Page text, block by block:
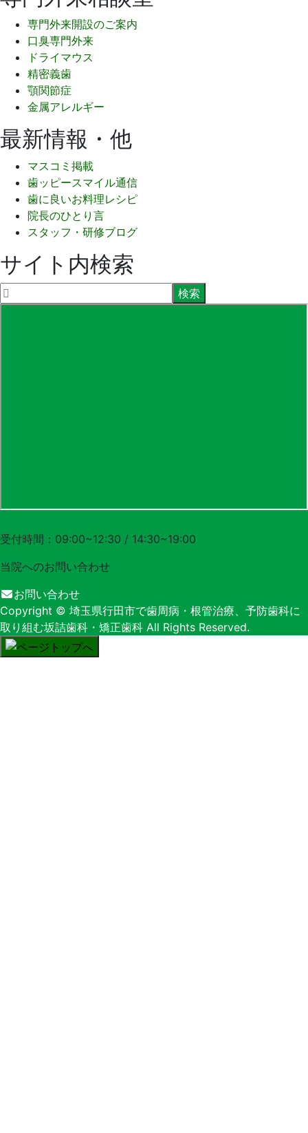
専門外来開設のご案内
口臭専門外来
ドライマウス
精密義歯
顎関節症
金属アレルギー
最新情報・他
マスコミ掲載
歯ッピースマイル通信
歯に良いお料理レシピ
院長のひとり言
スタッフ・研修ブログ
サイト内検索
受付時間：09:00~12:30 / 14:30~19:00
当院へのお問い合わせ
お問い合わせ
Copyright © 埼玉県行田市で歯周病・根管治療、予防歯科に
取り組む坂詰歯科・矯正歯科 All Rights Reserved.